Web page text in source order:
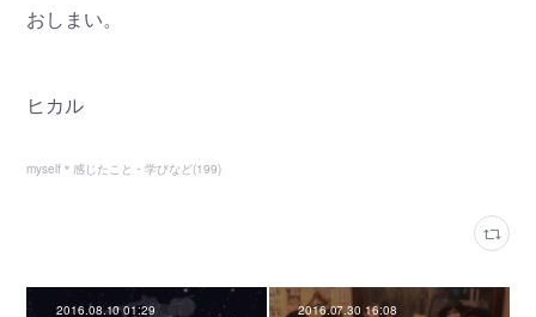
おしまい。
ヒカル
myself＊感じたこと・学びなど(199)
2016.08.10 01:29 2016.07.30 16:08